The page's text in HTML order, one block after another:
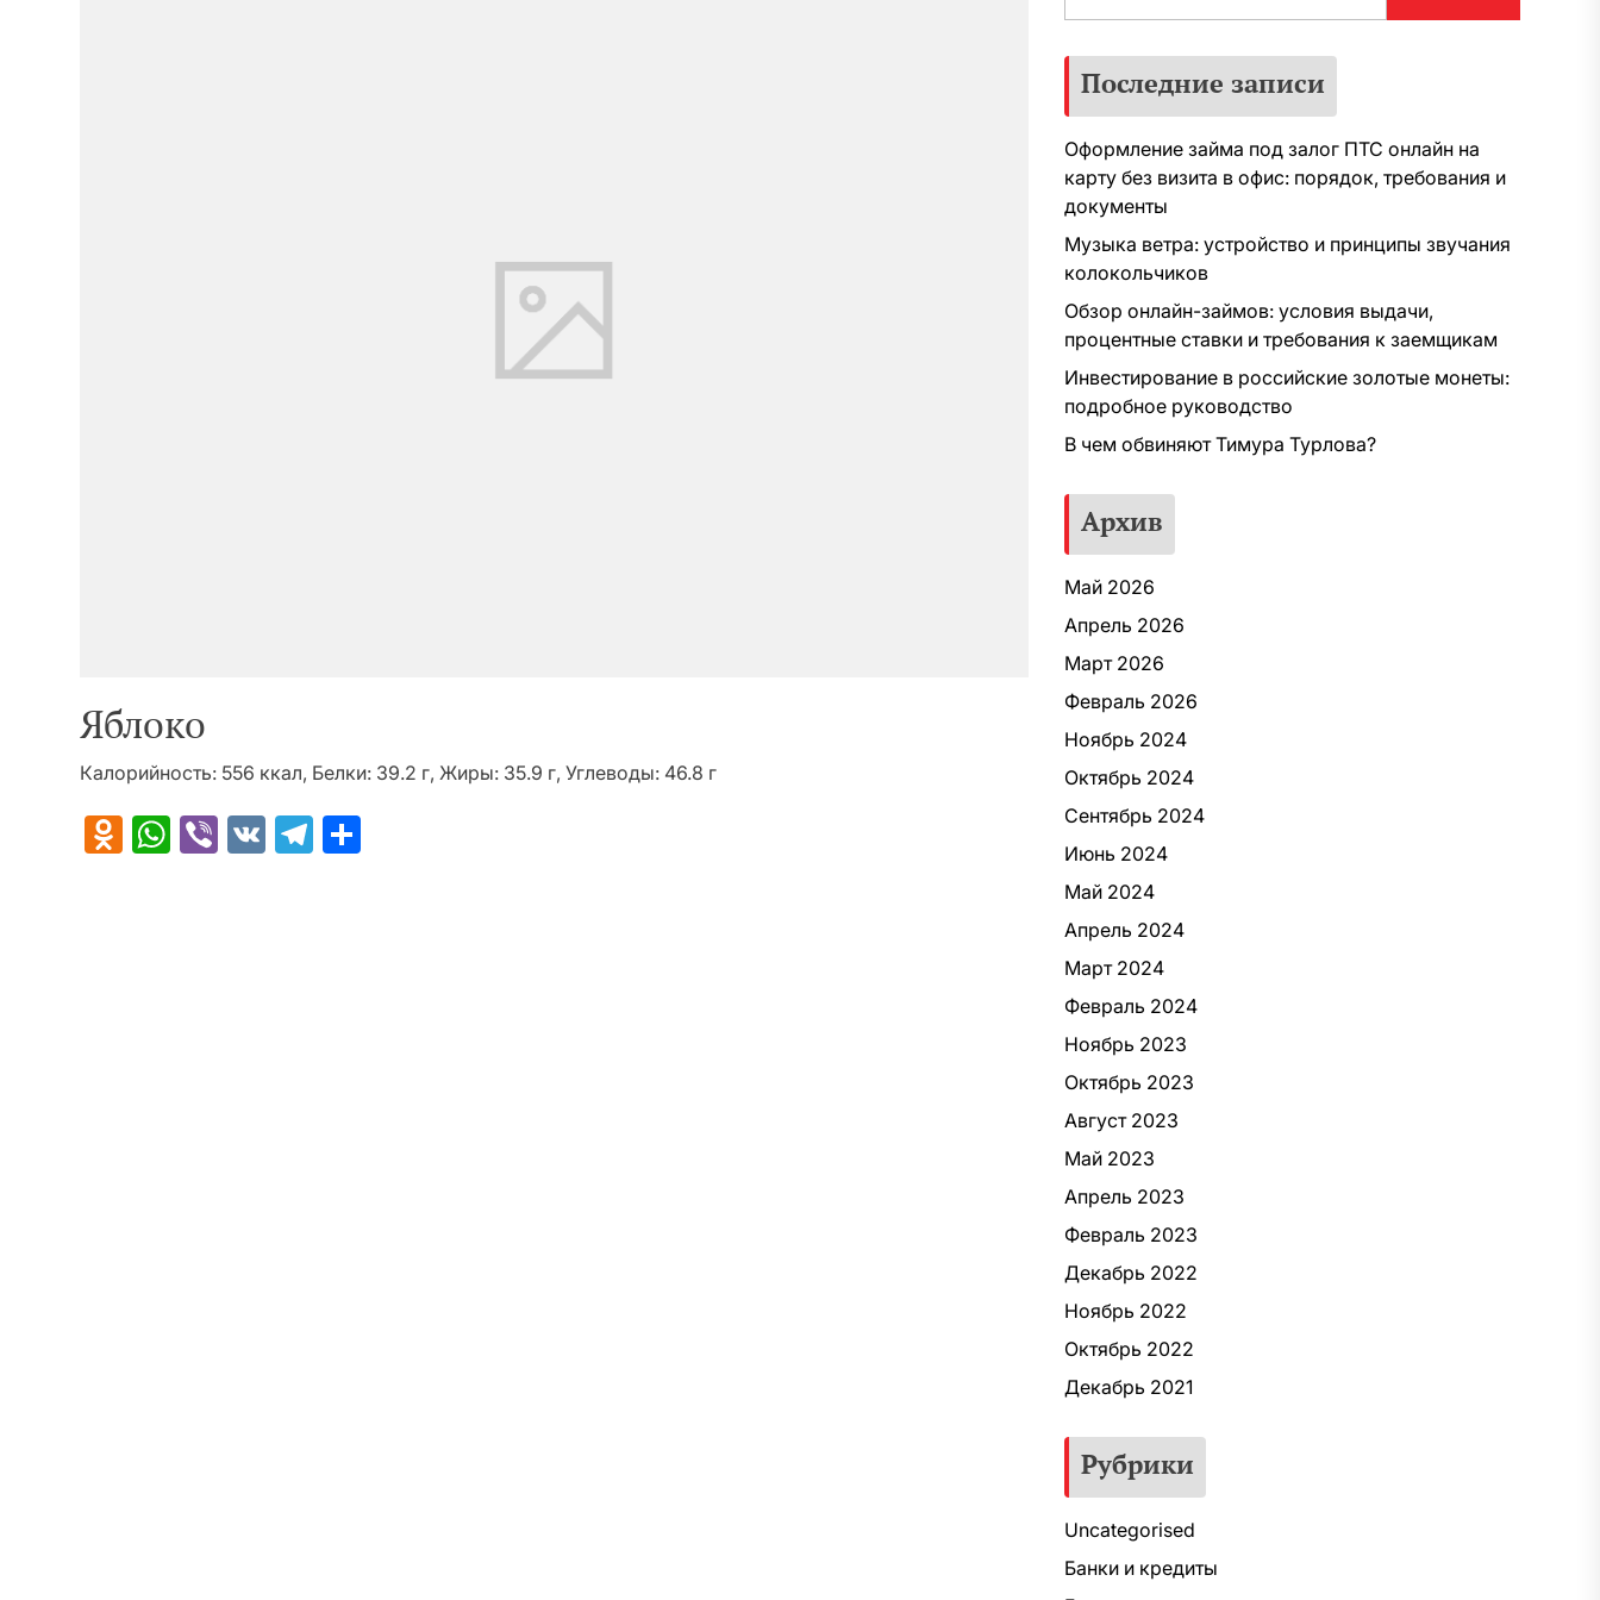
Яблоко
Калорийность: 556 ккал, Белки: 39.2 г, Жиры: 35.9 г, Углеводы: 46.8 г
Odnoklassniki
WhatsApp
Viber
VK Telegram
Последние записи
Оформление займа под залог ПТС онлайн на
карту без визита в офис: порядок, требования и
документы
Музыка ветра: устройство и принципы звучания
колокольчиков
Обзор онлайн-займов: условия выдачи,
процентные ставки и требования к заемщикам
Инвестирование в российские золотые монеты:
подробное руководство
В чем обвиняют Тимура Турлова?
Архив
Май 2026
Апрель 2026
Март 2026
Февраль 2026
Ноябрь 2024
Октябрь 2024
Сентябрь 2024
Июнь 2024
Май 2024
Апрель 2024
Март 2024
Февраль 2024
Ноябрь 2023
Октябрь 2023
Август 2023
Май 2023
Апрель 2023
Февраль 2023
Декабрь 2022
Ноябрь 2022
Октябрь 2022
Декабрь 2021
Рубрики
Uncategorised
Банки и кредиты